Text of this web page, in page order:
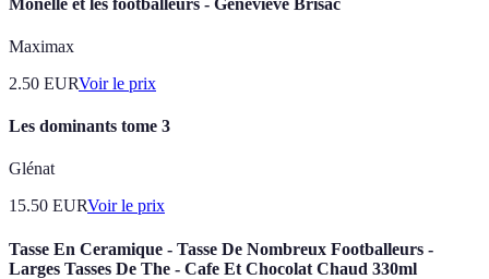
Maximax
2.50 EURVoir le prix
Les dominants tome 3
Glénat
15.50 EURVoir le prix
Tasse En Ceramique - Tasse De Nombreux Footballeurs -
Larges Tasses De The - Cafe Et Chocolat Chaud 330ml